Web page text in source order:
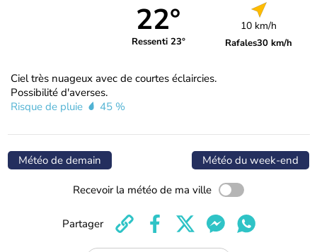
22°
Ressenti 23°
10 km/h
Rafales30 km/h
Ciel très nuageux avec de courtes éclaircies.
Possibilité d'averses.
Risque de pluie
45 %
Météo de demain Météo du week-end
Recevoir la météo de ma ville
Partager